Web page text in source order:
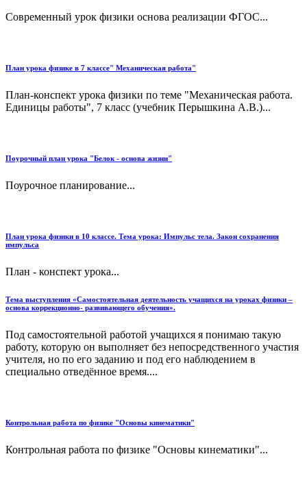
Современный урок физики основа реализации ФГОС...
План урока физике в 7 классе" Механическая работа"
План-конспект урока физики по теме "Механическая работа.
Единицы работы", 7 класс (учебник Перышкина А.В.)...
Поурочный план урока "Белок - основа жизни"
Поурочное планирование...
План урока физики в 10 классе. Тема урока: Импульс тела. Закон сохранения
импульса
План - конспект урока...
Тема выступления «Самостоятельная деятельность учащихся на уроках физики –
основа коррекционно- развивающего обучения».
Под самостоятельной работой учащихся я понимаю такую
работу, которую он выполняет без непосредственного участия
учителя, но по его заданию и под его наблюдением в
специально отведённое время....
Контрольная работа по физике "Основы кинематики"
Контрольная работа по физике "Основы кинематики"...